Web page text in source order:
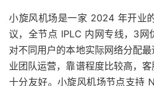
小旋风机场是一家 2024 年开业
议，全节点 IPLC 内网专线，3网
对不同用户的本地实际网络分配
业团队运营，靠谱程度比较高，
十分友好。小旋风机场节点支持